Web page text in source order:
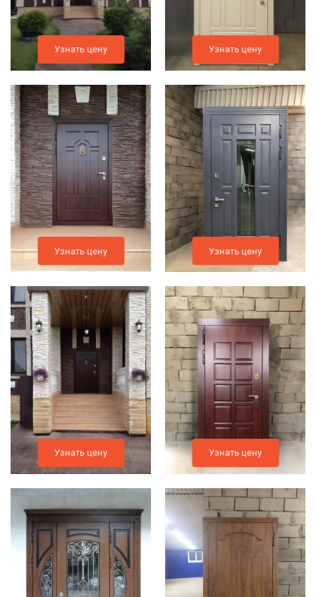
Узнать цену
Узнать цену
Узнать цену
Узнать цену
Узнать цену
Узнать цену